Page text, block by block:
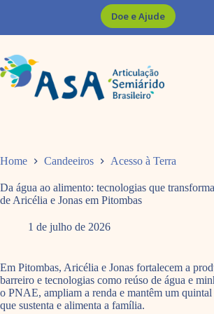
Doe e Ajude
Home Candeeiros Acesso à Terra
Da água ao alimento: tecnologias que
de Aricélia e Jonas em Pitombas
1 de julho de 2026
Em Pitombas, Aricélia e Jonas fortalecem a
barreiro e tecnologias como reúso de água e
o PNAE, ampliam a renda e mantêm um
que sustenta e alimenta a família.